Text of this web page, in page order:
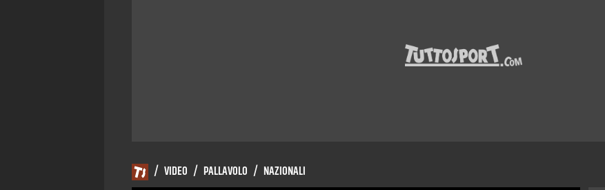
/ VIDEO / PALLAVOLO / NAZIONALI